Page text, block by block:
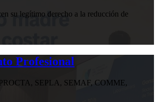
su legítimo derecho a la reducción de
Profesional
SEPLA, SEMAF, COMME,